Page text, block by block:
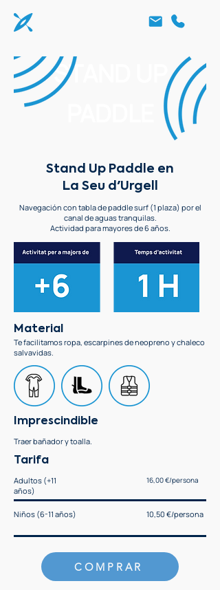
STAND UP
Stand Up Paddle en
La Seu d'Urgell
Navegación con tabla de paddle surf (1 plaza) por el
canal de aguas tranquilas.
Actividad para mayores de 6 años.
Material
Te facilitamos ropa, escarpines de neopreno y chaleco
salvavidas.
Imprescindible
Traer bañador y toalla.
Tarifa
Adultos (+11
años)
16,00 €/persona
Niños (6-11 años) 10,50 €/persona
COMPRAR